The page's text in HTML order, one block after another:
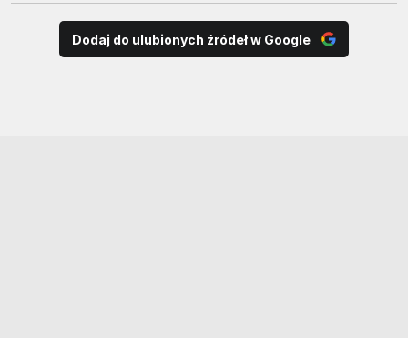
Dodaj do ulubionych źródeł w Google